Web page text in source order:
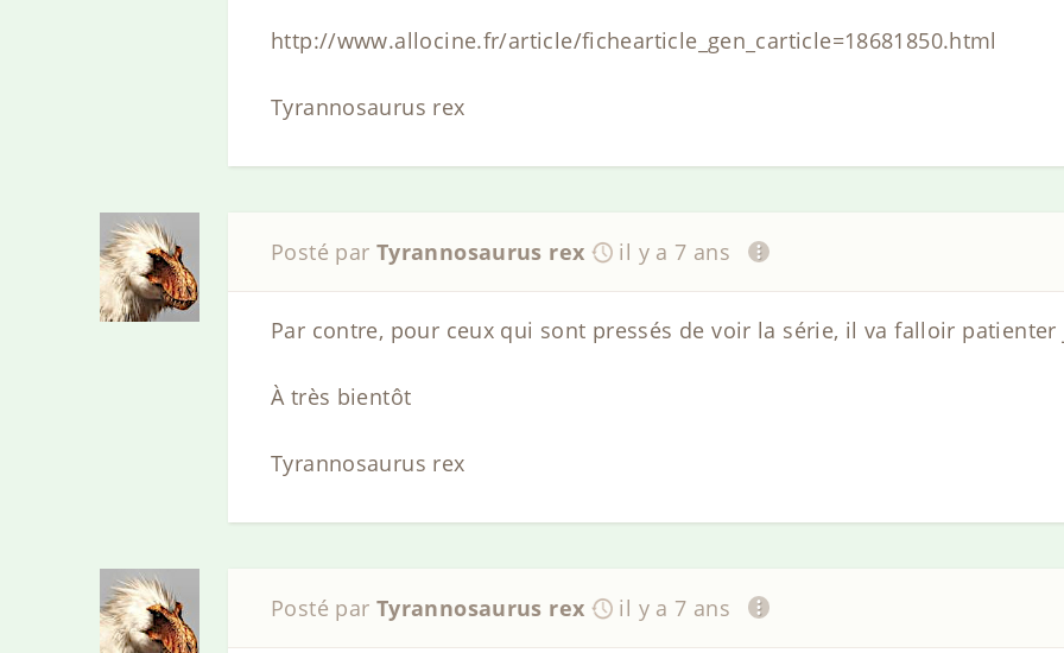
http://www.allocine.fr/article/fichearticle_gen_carticle=18681850.html
Tyrannosaurus rex
Posté par Tyrannosaurus rex il y a 7 ans
Par contre, pour ceux qui sont pressés de voir la série, il va falloir
À très bientôt
Tyrannosaurus rex
Posté par Tyrannosaurus rex il y a 7 ans